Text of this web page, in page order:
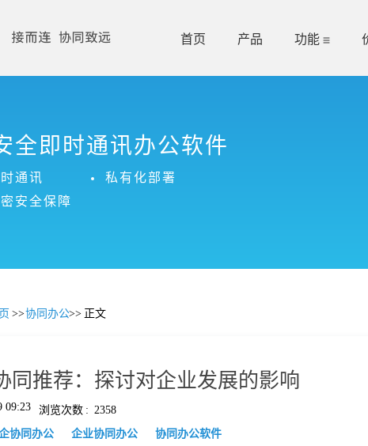
首页 产品 功能
全即时通讯办公软件
通讯
私有化部署
安全保障
>>协同办公>> 正文
同推荐：探讨对企业发展的影响
09:23 浏览次数 : 2358
协同办公 企业协同办公 协同办公软件